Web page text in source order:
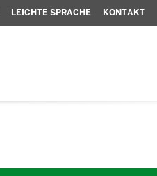
LEICHTE SPRACHE KONTAKT